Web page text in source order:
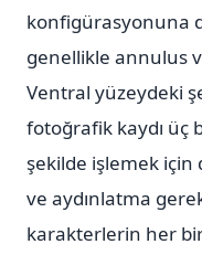
konfigürasyonuna
genellikle annulus
Ventral yüzeydeki
fotoğrafik kaydı
şekilde işlemek
ve aydınlatma
karakterlerin her